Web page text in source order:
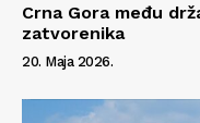
O nama
Crna Gora među
zatvorenika
20. Maja 2026.